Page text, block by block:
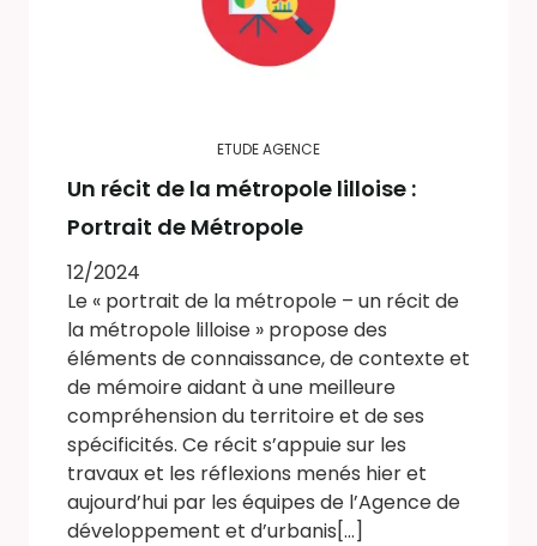
ETUDE AGENCE
Un récit de la métropole lilloise :
Portrait de Métropole
12/2024
Le « portrait de la métropole – un récit de
la métropole lilloise » propose des
éléments de connaissance, de contexte et
de mémoire aidant à une meilleure
compréhension du territoire et de ses
spécificités. Ce récit s’appuie sur les
travaux et les réflexions menés hier et
aujourd’hui par les équipes de l’Agence de
développement et d’urbanis[...]